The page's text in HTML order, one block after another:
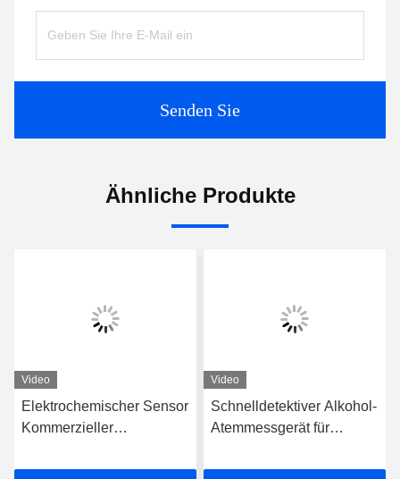
Senden Sie
Ähnliche Produkte
Video
Elektrochemischer Sensor
Kommerzieller
Stab-Atemmessgerät
Video
Schnelldetektiver Alkohol-
Atemmessgerät für